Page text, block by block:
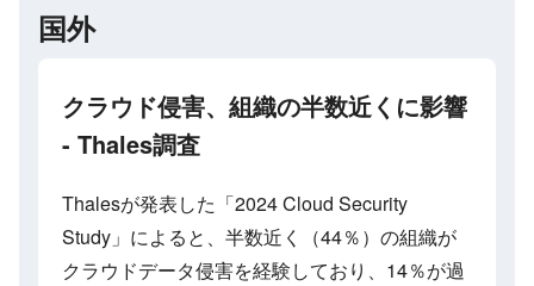
国外
クラウド侵害、組織の半数近くに影響
- Thales調査
Thalesが発表した「2024 Cloud Security
Study」によると、半数近く（44％）の組織が
クラウドデータ侵害を経験しており、14％が過